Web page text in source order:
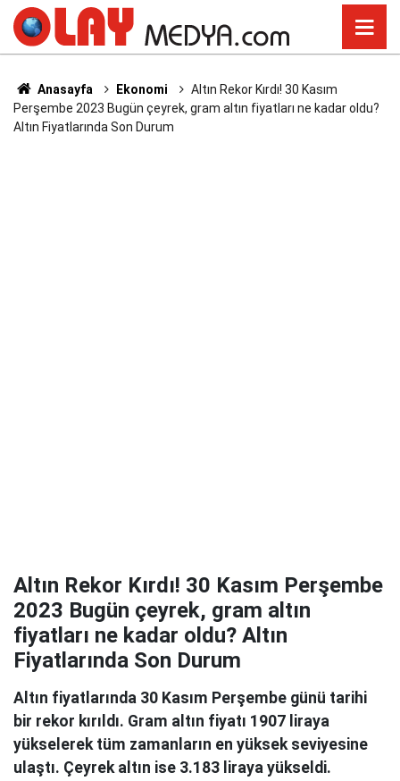
Anasayfa Ekonomi
Altın Rekor Kırdı! 30 Kasım
Perşembe 2023 Bugün çeyrek, gram altın fiyatları ne kadar oldu?
Altın Fiyatlarında Son Durum
Altın Rekor Kırdı! 30 Kasım Perşembe
2023 Bugün çeyrek, gram altın
fiyatları ne kadar oldu? Altın
Fiyatlarında Son Durum
Altın fiyatlarında 30 Kasım Perşembe günü tarihi
bir rekor kırıldı. Gram altın fiyatı 1907 liraya
yükselerek tüm zamanların en yüksek seviyesine
ulaştı. Çeyrek altın ise 3.183 liraya yükseldi.